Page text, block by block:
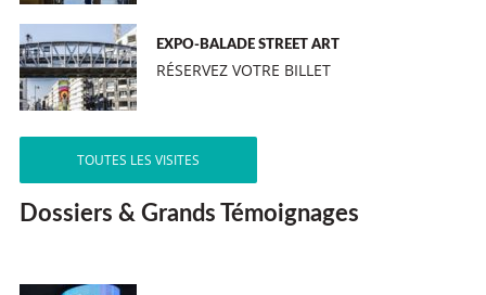
EXPO-BALADE STREET ART
RÉSERVEZ VOTRE BILLET
TOUTES LES VISITES
Dossiers & Grands Témoignages